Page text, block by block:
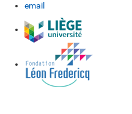
email